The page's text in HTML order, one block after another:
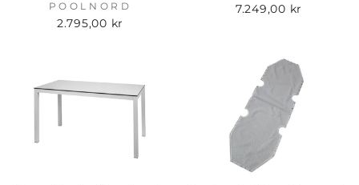
POOLNORD
2.795,00 kr
7.249,00 kr